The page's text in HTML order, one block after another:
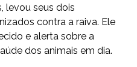
levou seus dois
contra a raiva. Ele
e alerta sobre a
dos animais em dia.